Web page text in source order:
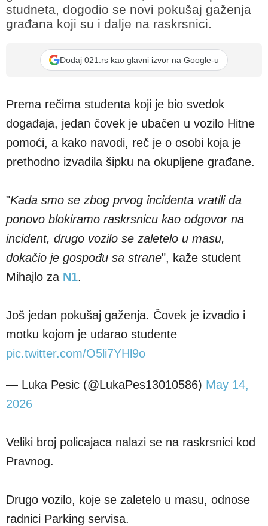
studneta, dogodio se novi pokušaj gaženja
građana koji su i dalje na raskrsnici.
Dodaj 021.rs kao glavni izvor na Google-u
Prema rečima studenta koji je bio svedok
događaja, jedan čovek je ubačen u vozilo Hitne
pomoći, a kako navodi, reč je o osobi koja je
prethodno izvadila šipku na okupljene građane.
"Kada smo se zbog prvog incidenta vratili da
ponovo blokiramo raskrsnicu kao odgovor na
incident, drugo vozilo se zaletelo u masu,
dokačio je gospođu sa strane", kaže student
Mihajlo za N1.
Još jedan pokušaj gaženja. Čovek je izvadio i
motku kojom je udarao studente
pic.twitter.com/O5li7YHl9o
— Luka Pesic (@LukaPes13010586) May 14,
2026
Veliki broj policajaca nalazi se na raskrsnici kod
Pravnog.
Drugo vozilo, koje se zaletelo u masu, odnose
radnici Parking servisa.